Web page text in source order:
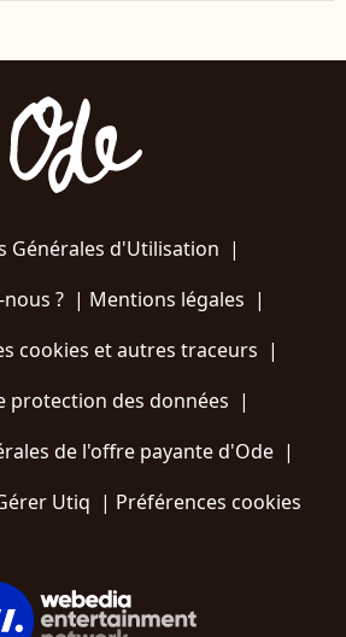
Générales d'Utilisation |
?| Mentions légales |
cookies et autres traceurs |
protection des données |
de l'offre payante d'Ode |
Utiq | Préférences cookies